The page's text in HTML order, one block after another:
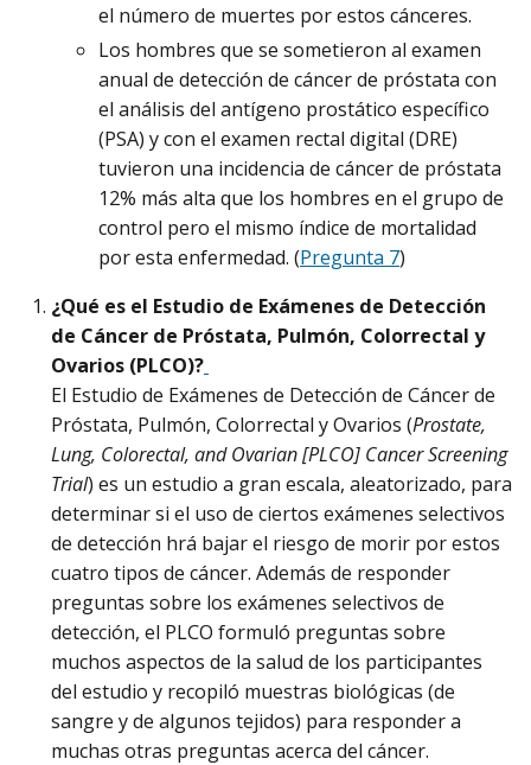
el número de muertes por estos cánceres.
Los hombres que se sometieron al examen
anual de detección de cáncer de próstata con
el análisis del antígeno prostático específico
(PSA) y con el examen rectal digital (DRE)
tuvieron una incidencia de cáncer de próstata
12% más alta que los hombres en el grupo de
control pero el mismo índice de mortalidad
por esta enfermedad. (Pregunta 7)
¿Qué es el Estudio de Exámenes de Detección
de Cáncer de Próstata, Pulmón, Colorrectal y
Ovarios (PLCO)?
El Estudio de Exámenes de Detección de Cáncer de
Próstata, Pulmón, Colorrectal y Ovarios (Prostate,
Lung, Colorectal, and Ovarian [PLCO] Cancer Screening
Trial) es un estudio a gran escala, aleatorizado, para
determinar si el uso de ciertos exámenes selectivos
de detección hrá bajar el riesgo de morir por estos
cuatro tipos de cáncer. Además de responder
preguntas sobre los exámenes selectivos de
detección, el PLCO formuló preguntas sobre
muchos aspectos de la salud de los participantes
del estudio y recopiló muestras biológicas (de
sangre y de algunos tejidos) para responder a
muchas otras preguntas acerca del cáncer.